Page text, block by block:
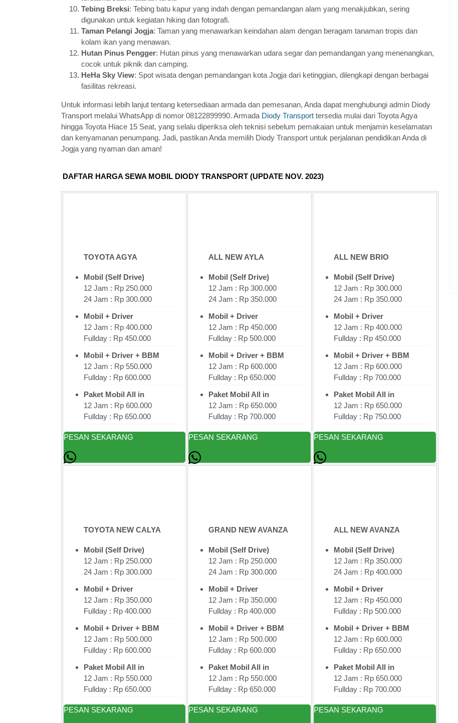
Tebing Breksi: Tebing batu kapur yang indah dengan pemandangan alam yang menakjubkan, sering
digunakan untuk kegiatan hiking dan fotografi.
Taman Pelangi Jogja: Taman yang menawarkan keindahan alam dengan beragam tanaman tropis dan
kolam ikan yang menawan.
Hutan Pinus Pengger: Hutan pinus yang menawarkan udara segar dan pemandangan yang menenangkan,
cocok untuk piknik dan camping.
HeHa Sky View: Spot wisata dengan pemandangan kota Jogja dari ketinggian, dilengkapi dengan berbagai
fasilitas rekreasi.
Untuk informasi lebih lanjut tentang ketersediaan armada dan pemesanan, Anda dapat menghubungi admin Diody
Transport melalui WhatsApp di nomor 08122899990. Armada Diody Transport tersedia mulai dari Toyota Agya
hingga Toyota Hiace 15 Seat, yang selalu diperiksa oleh teknisi sebelum pemakaian untuk menjamin keselamatan
dan kenyamanan penumpang. Jadi, pastikan Anda memilih Diody Transport untuk perjalanan pendidikan Anda di
Jogja yang nyaman dan aman!
DAFTAR HARGA SEWA MOBIL DIODY TRANSPORT (UPDATE NOV. 2023)
TOYOTA AGYA
Mobil (Self Drive)
12 Jam : Rp 250.000
24 Jam : Rp 300.000
Mobil + Driver
12 Jam : Rp 400.000
Fullday : Rp 450.000
Mobil + Driver + BBM
12 Jam : Rp 550.000
Fullday : Rp 600.000
Paket Mobil All in
12 Jam : Rp 600.000
Fullday : Rp 650.000
PESAN SEKARANG
ALL NEW AYLA
Mobil (Self Drive)
12 Jam : Rp 300.000
24 Jam : Rp 350.000
Mobil + Driver
12 Jam : Rp 450.000
Fullday : Rp 500.000
Mobil + Driver + BBM
12 Jam : Rp 600.000
Fullday : Rp 650.000
Paket Mobil All in
12 Jam : Rp 650.000
Fullday : Rp 700.000
PESAN SEKARANG
ALL NEW BRIO
Mobil (Self Drive)
12 Jam : Rp 300.000
24 Jam : Rp 350.000
Mobil + Driver
12 Jam : Rp 400.000
Fullday : Rp 450.000
Mobil + Driver + BBM
12 Jam : Rp 600.000
Fullday : Rp 700.000
Paket Mobil All in
12 Jam : Rp 650.000
Fullday : Rp 750.000
PESAN SEKARANG
TOYOTA NEW CALYA
Mobil (Self Drive)
12 Jam : Rp 250.000
24 Jam : Rp 300.000
Mobil + Driver
12 Jam : Rp 350.000
Fullday : Rp 400.000
Mobil + Driver + BBM
12 Jam : Rp 500.000
Fullday : Rp 600.000
Paket Mobil All in
12 Jam : Rp 550.000
Fullday : Rp 650.000
PESAN SEKARANG
GRAND NEW AVANZA
Mobil (Self Drive)
12 Jam : Rp 250.000
24 Jam : Rp 300.000
Mobil + Driver
12 Jam : Rp 350.000
Fullday : Rp 400.000
Mobil + Driver + BBM
12 Jam : Rp 500.000
Fullday : Rp 600.000
Paket Mobil All in
12 Jam : Rp 550.000
Fullday : Rp 650.000
PESAN SEKARANG
ALL NEW AVANZA
Mobil (Self Drive)
12 Jam : Rp 350.000
24 Jam : Rp 400.000
Mobil + Driver
12 Jam : Rp 450.000
Fullday : Rp 500.000
Mobil + Driver + BBM
12 Jam : Rp 600.000
Fullday : Rp 650.000
Paket Mobil All in
12 Jam : Rp 650.000
Fullday : Rp 700.000
PESAN SEKARANG